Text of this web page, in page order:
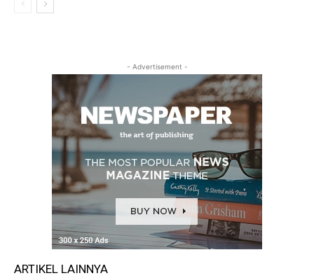
- Advertisement -
ARTIKEL LAINNYA